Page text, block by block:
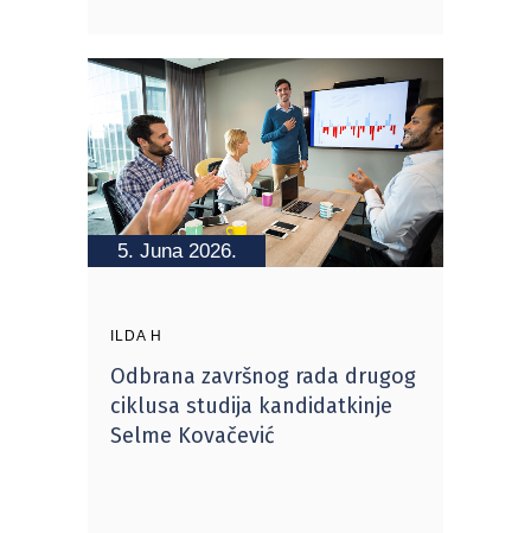
5. Juna 2026.
ILDA H
Odbrana završnog rada drugog
ciklusa studija kandidatkinje
Selme Kovačević